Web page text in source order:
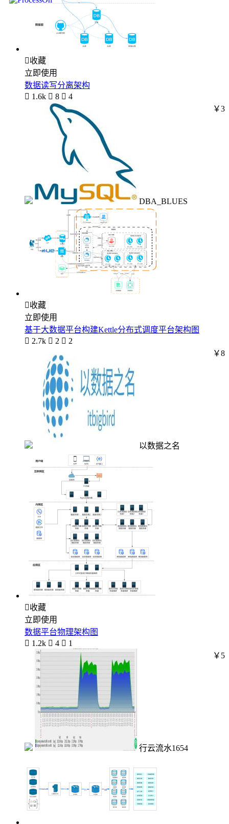
收藏
立即使用
数据读写分离架构
 1.6k  8  4
DBA_BLUES
￥3
收藏
立即使用
基于大数据平台构建Kettle分布式调度平台架构图
 2.7k  2  2
以数据之名
￥8
收藏
立即使用
数据平台物理架构图
 1.2k  4  1
行云流水1654
￥5